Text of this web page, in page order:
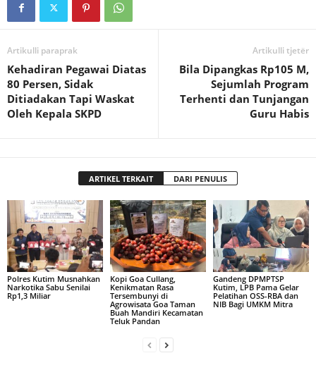
Artikulli paraprak
Kehadiran Pegawai Diatas
80 Persen, Sidak
Ditiadakan Tapi Waskat
Oleh Kepala SKPD
Artikulli tjetër
Bila Dipangkas Rp105 M,
Sejumlah Program
Terhenti dan Tunjangan
Guru Habis
ARTIKEL TERKAIT DARI PENULIS
Polres Kutim Musnahkan
Narkotika Sabu Senilai
Rp1,3 Miliar
Kopi Goa Cullang,
Kenikmatan Rasa
Tersembunyi di
Agrowisata Goa Taman
Buah Mandiri Kecamatan
Teluk Pandan
Gandeng DPMPTSP
Kutim, LPB Pama Gelar
Pelatihan OSS-RBA dan
NIB Bagi UMKM Mitra